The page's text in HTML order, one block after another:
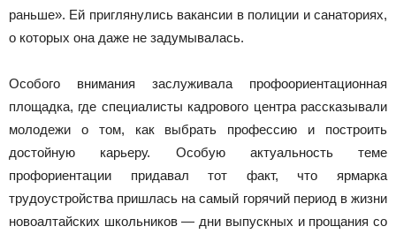
раньше». Ей приглянулись вакансии в полиции и санаториях,
о которых она даже не задумывалась.
Особого внимания заслуживала профоориентационная
площадка, где специалисты кадрового центра рассказывали
молодежи о том, как выбрать профессию и построить
достойную карьеру. Особую актуальность теме
профориентации придавал тот факт, что ярмарка
трудоустройства пришлась на самый горячий период в жизни
новоалтайских школьников — дни выпускных и прощания со